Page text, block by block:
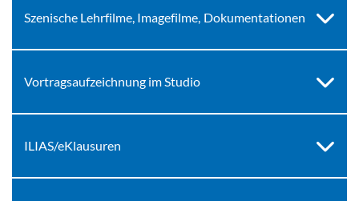
Szenische Lehrfilme, Imagefilme, Dokumentationen
Vortragsaufzeichnung im Studio
ILIAS/eKlausuren